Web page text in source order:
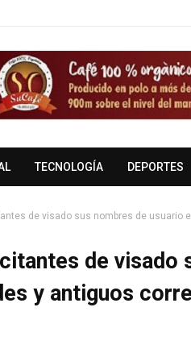
TECNOLOGÍA DEPORTES
de visado sus nombres de usuario
de visado
y antiguos